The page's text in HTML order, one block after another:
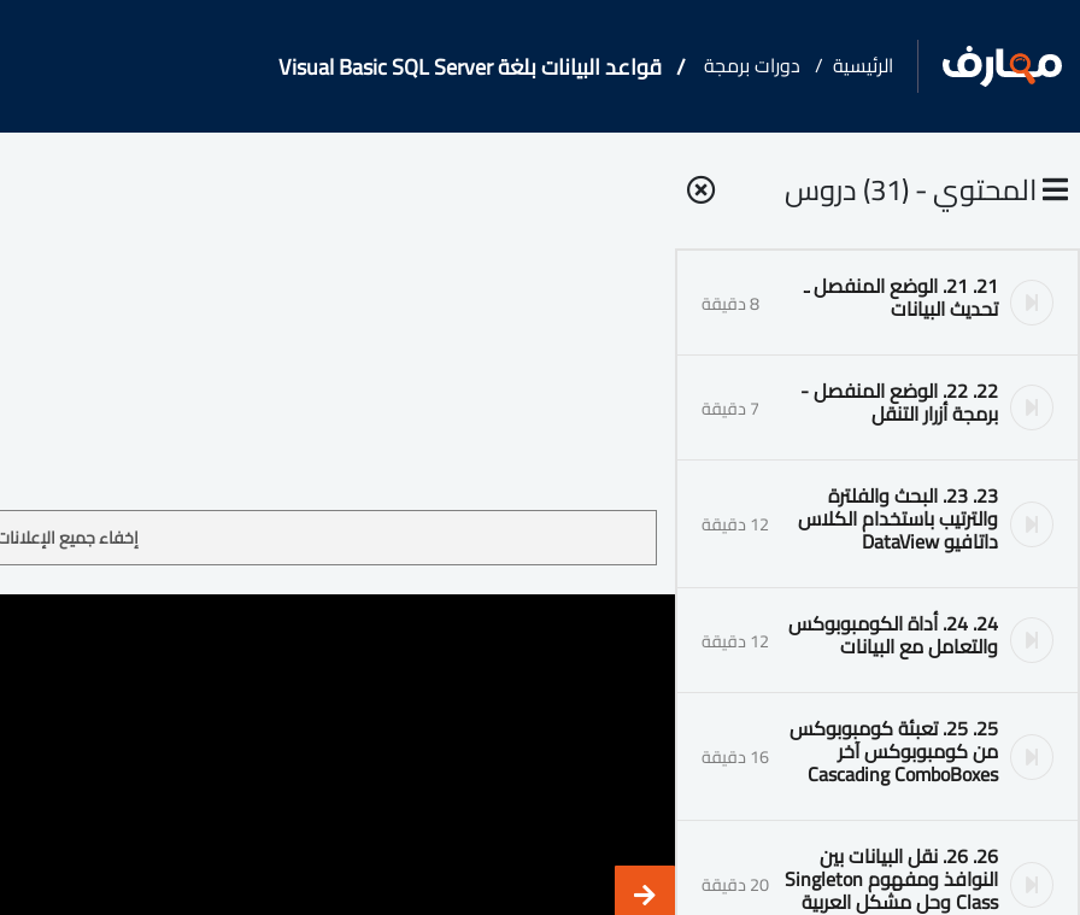
الرئيسية دورات برمجة قواعد البيانات بلغة Visual Basic SQL Server
المحتوي - (31) دروس
21. 21. الوضع المنفصل ـ
تحديث البيانات 8 دقيقة
22. 22. الوضع المنفصل -
برمجة أزرار التنقل 7 دقيقة
23. 23. البحث والفلترة
والترتيب باستخدام الكلاس
داتافيو DataView 12 دقيقة
24. 24. أداة الكومبوبوكس
والتعامل مع البيانات 12 دقيقة
25. 25. تعبئة كومبوبوكس
من كومبوبوكس آخر
Cascading ComboBoxes 16 دقيقة
26. 26. نقل البيانات بين
النوافذ ومفهوم Singleton
Class وحل مشكل العربية 20 دقيقة
إخفاء جميع